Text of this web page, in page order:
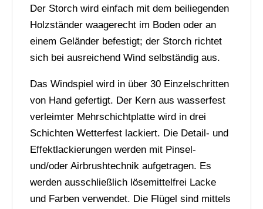
Der Storch wird einfach mit dem beiliegenden
Holzständer waagerecht im Boden oder an
einem Geländer befestigt; der Storch richtet
sich bei ausreichend Wind selbständig aus.
Das Windspiel wird in über 30 Einzelschritten
von Hand gefertigt. Der Kern aus wasserfest
verleimter Mehrschichtplatte wird in drei
Schichten Wetterfest lackiert. Die Detail- und
Effektlackierungen werden mit Pinsel-
und/oder Airbrushtechnik aufgetragen. Es
werden ausschließlich lösemittelfrei Lacke
und Farben verwendet. Die Flügel sind mittels